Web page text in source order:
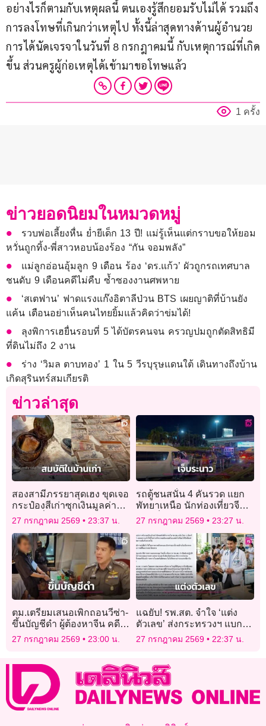
อย่างไรก็ตามกับเหตุผลนี้ ตนเองรู้สึกยอมรับไม่ได้ รวมถึง
การลงโทษที่เกินกว่าเหตุไป ทั้งนี้ล่าสุดทางด้านผู้อำนวย
การได้นัดเจรจาในวันที่ 8 กรกฎาคมนี้ กับเหตุการณ์ที่เกิด
ขึ้น ส่วนครูผู้ก่อเหตุได้เข้ามาขอโทษแล้ว
1 ครั้ง
ข่าวยอดนิยมในหมวดหมู่
รวบพ่อเลี้ยงหื่น ย่ำยีเด็ก 13 ปี! แม่รู้เห็นแต่กราบขอให้ยอม
หวั่นถูกทิ้ง-พี่สาวหอบน้องร้อง “กัน จอมพลัง”
แม่ลูกอ่อนอุ้มลูก 9 เดือน ร้อง ‘ดร.แก้ว’ ผัวถูกรถเทศบาล
ชนดับ 9 เดือนคดีไม่คืบ ซ้ำซองงานศพหาย
‘สเตฟาน’ ฟาดแรงแก๊งอิตาลีป่วน BTS เผยญาติที่บ้านยัง
แค้น เตือนอย่าเห็นคนไทยยิ้มแล้วคิดว่าข่มได้!
ลุงพิการเฮยื่นรอบที่ 5 ได้บัตรคนจน ครวญปมถูกตัดสิทธิมี
ที่ดินไม่ถึง 2 งาน
ร่าง ‘วิมล ตาบทอง’ 1 ใน 5 วีรบุรุษแดนใต้ เดินทางถึงบ้าน
เกิดสุรินทร์สมเกียรติ
ข่าวล่าสุด
สองสามีภรรยาสุดเฮง ขุดเจอ
กระป๋องสีเก่าซุกเงินมูลค่า
เฉียดครึ่งแสน
27 กรกฎาคม 2569 23:37 น.
รถตู้ชนสนั่น 4 คันรวด แยก
พัทยาเหนือ นักท่องเที่ยวจีน-
ดูไบเจ็บระนาว
27 กรกฎาคม 2569 23:27 น.
ตม.เตรียมเสนอเพิกถอนวีซ่า-
ขึ้นบัญชีดำ ผู้ต้องหาจีน คดี
โรงแรมทุนสีเทา
27 กรกฎาคม 2569 23:00 น.
แฉยับ! รพ.สต. จำใจ ‘แต่ง
ตัวเลข’ ส่งกระทรวงฯ แบก
KPI ไม่ไหว โดนขู่ตัดงบ!
27 กรกฎาคม 2569 22:37 น.